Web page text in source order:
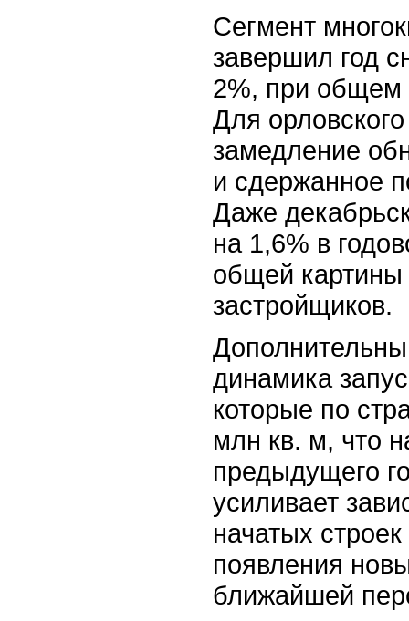
Сегмент
завершил год
2%, при общем
Для
замедление
и сдержанное
Даже
на 1,6% в
общей картины
застройщиков.
динамика
которые по
млн кв. м, что
предыдущего
усиливает
начатых
появления
ближайшей